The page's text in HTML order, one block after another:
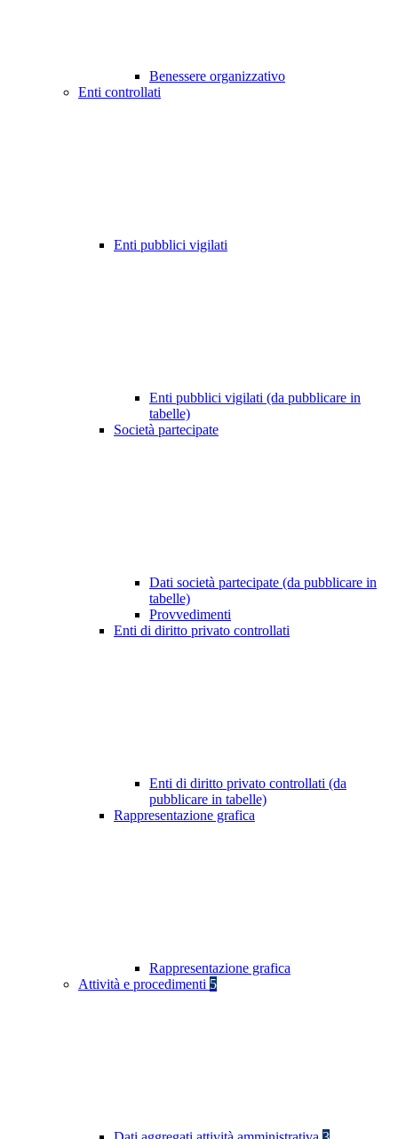
Benessere organizzativo
Enti controllati
Enti pubblici vigilati
Enti pubblici vigilati (da pubblicare in
tabelle)
Società partecipate
Dati società partecipate (da pubblicare in
tabelle)
Provvedimenti
Enti di diritto privato controllati
Enti di diritto privato controllati (da
pubblicare in tabelle)
Rappresentazione grafica
Rappresentazione grafica
Attività e procedimenti 5